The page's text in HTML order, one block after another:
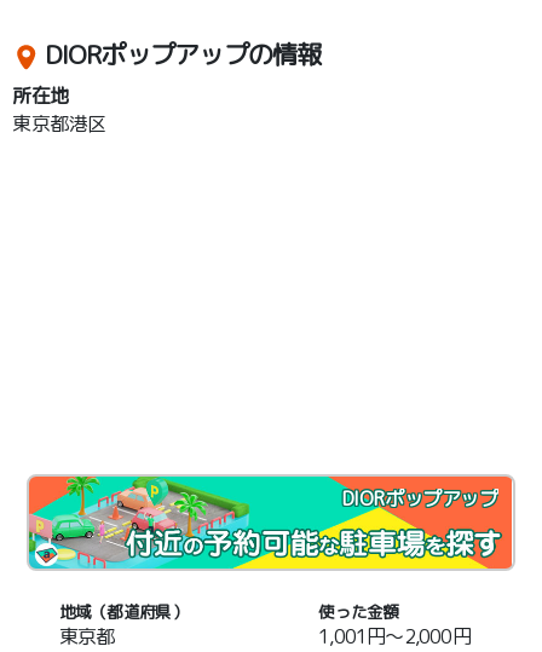
DIORポップアップの情報
所在地
東京都港区
DIORポップアップ
地域（都道府県）
東京都
使った金額
1,001円～2,000円